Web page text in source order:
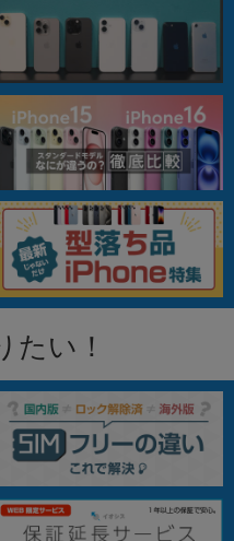
たい！